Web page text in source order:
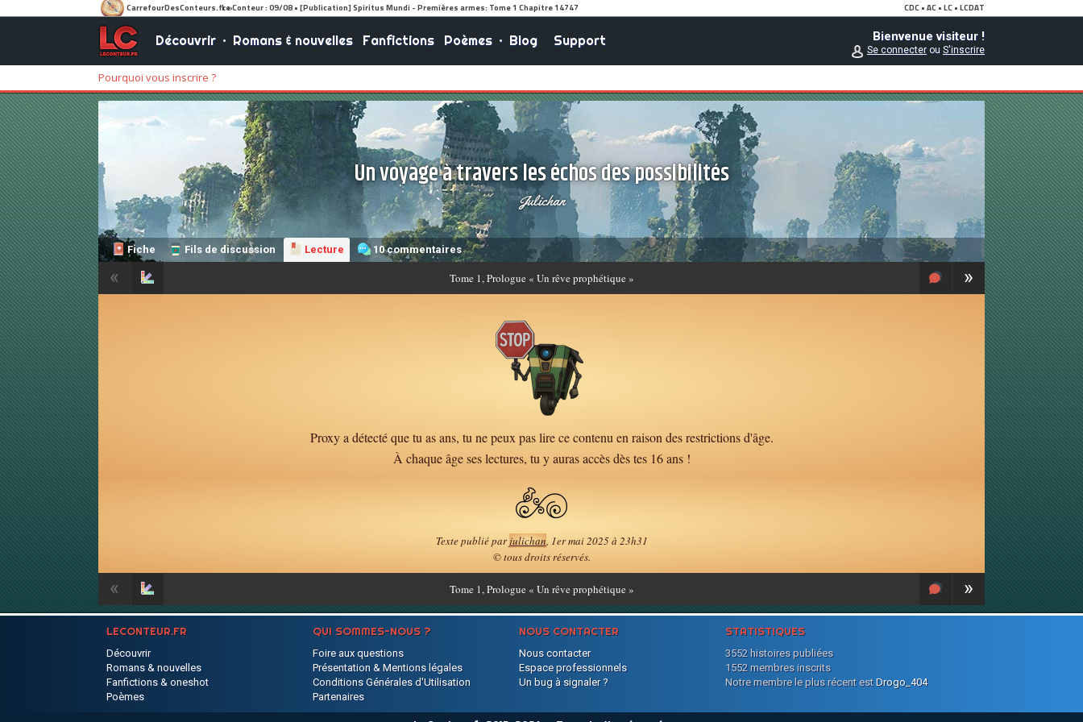
Découvrir• Romans & nouvelles Fanfictions Poèmes• Blog Support Bienvenue visiteur !
Se connecterou S'inscrire
Pourquoi vous inscrire ?
Un voyage à travers les échos des possibilités
Julichan
Fiche Fils de discussion Lecture 10 commentaires
« »
Tome1, Prologue « Un rêve prophétique »
Proxy a détecté que tu as ans, tu ne peux pas lire ce contenu en raison des restrictions d'âge.
À chaque âge ses lectures, tu y auras accès dès tes 16 ans !
Texte publié parjulichan, 1er mai 2025 à 23h31
© tous droits réservés.
« »
Tome1, Prologue « Un rêve prophétique »
LECONTEUR.FR QUI SOMMES-NOUS ? NOUS CONTACTER STATISTIQUES
Découvrir
Romans & nouvelles
Fanfictions & oneshot
Poèmes
Foire aux questions
Présentation & Mentions légales
Conditions Générales d'Utilisation
Partenaires
Nous contacter
Espace professionnels
Un bug à signaler ?
3552 histoires publiées
1552 membres inscrits
Notre membre le plus récent estDrogo_404